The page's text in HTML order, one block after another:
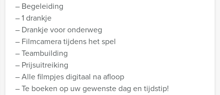
– Begeleiding
– 1 drankje
– Drankje voor onderweg
– Filmcamera tijdens het spel
– Teambuilding
– Prijsuitreiking
– Alle filmpjes digitaal na afloop
– Te boeken op uw gewenste dag en tijdstip!